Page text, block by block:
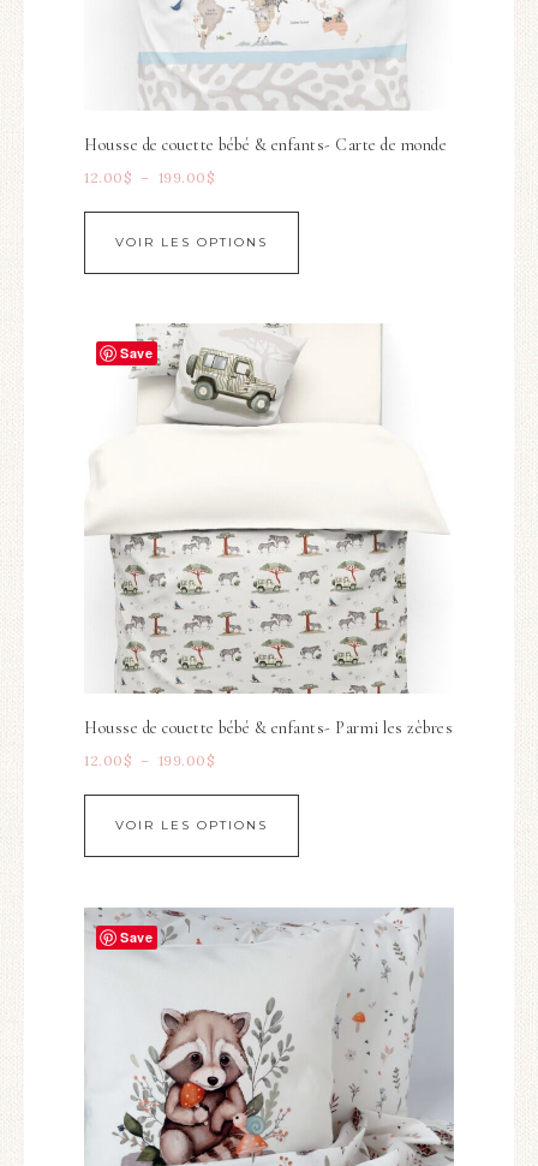
Housse de couette bébé & enfants- Carte de monde
12.00 $ – 199.00 $
VOIR LES OPTIONS
Save
Housse de couette bébé & enfants- Parmi les zèbres
12.00 $ – 199.00 $
VOIR LES OPTIONS
Save